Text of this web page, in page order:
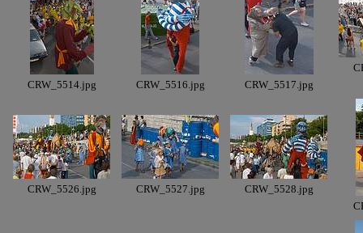
CRW_5514.jpg CRW_5516.jpg CRW_5517.jpg
CRW_5526.jpg CRW_5527.jpg
CRW_5528.jpg